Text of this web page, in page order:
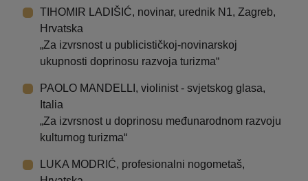
TIHOMIR LADIŠIĆ, novinar, urednik N1, Zagreb,
Hrvatska
„Za izvrsnost u publicističkoj-novinarskoj
ukupnosti doprinosu razvoja turizma“
PAOLO MANDELLI, violinist - svjetskog glasa,
Italia
„Za izvrsnost u doprinosu međunarodnom razvoju
kulturnog turizma“
LUKA MODRIĆ, profesionalni nogometaš,